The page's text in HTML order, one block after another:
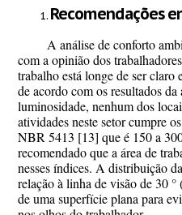
Recomendações
A análise de conforto
com a opinião dos
trabalho está longe de ser claro
de acordo com os resultados
luminosidade, nenhum dos
atividades neste setor cumpre
NBR 5413 [13] que é 150 a
recomendado que a área de
nesses índices. A distribuição
relação à linha de visão de 30
de uma superfície plana para